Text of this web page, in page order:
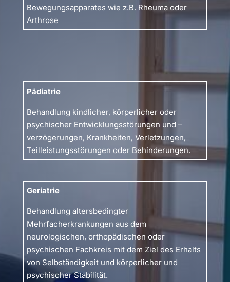
Bewegungsapparates wie z.B. Rheuma oder
Arthrose
Pädiatrie
Behandlung kindlicher, körperlicher oder
psychischer Entwicklungsstörungen und –
verzögerungen, Krankheiten, Verletzungen,
Teilleistungsstörungen oder Behinderungen.
Geriatrie
Behandlung altersbedingter
Mehrfacherkrankungen aus dem
neurologischen, orthopädischen oder
psychischen Fachkreis mit dem Ziel des Erhalts
von Selbständigkeit und körperlicher und
psychischer Stabilität.